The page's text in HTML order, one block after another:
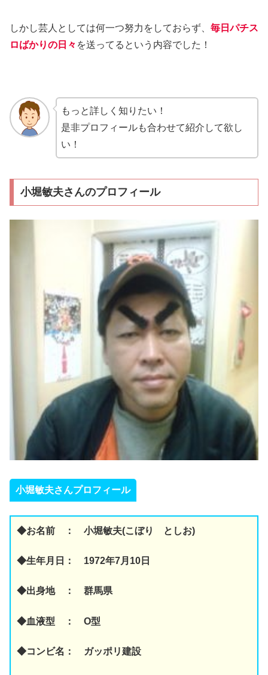
しかし芸人としては何一つ努力をしておらず、 毎日パチス
ロばかりの日々 を送ってるという内容でした！
もっと詳しく知りたい！
是非プロフィールも合わせて紹介して欲し
い！
小堀敏夫さんのプロフィール
小堀敏夫さんプロフィール
◆お名前 ： 小堀敏夫(こぼり としお)
◆生年月日： 1972年7月10日
◆出身地 ： 群馬県
◆血液型 ： O型
◆コンビ名： ガッポリ建設